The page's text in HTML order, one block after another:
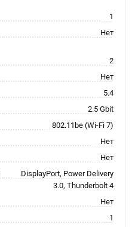
1
Нет
2
Нет
5.4
2.5 Gbit
802.11be (Wi-Fi 7)
Нет
Нет
DisplayPort, Power Delivery
3.0, Thunderbolt 4
Нет
1